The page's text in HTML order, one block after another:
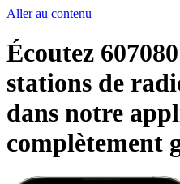
Aller au contenu
Écoutez
stations de
dans notre
complètement